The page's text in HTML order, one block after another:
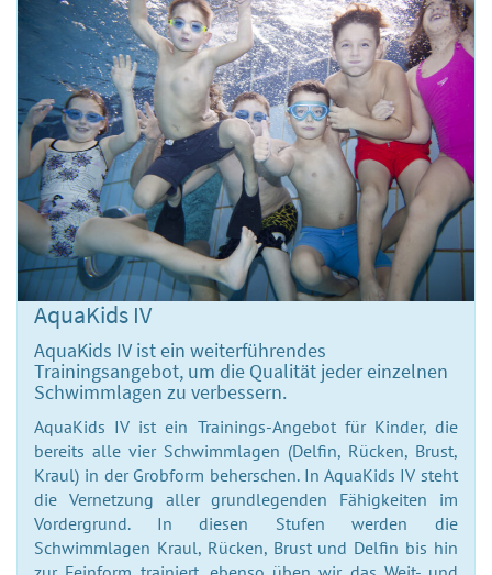
AquaKids IV
AquaKids IV ist ein weiterführendes
Trainingsangebot, um die Qualität jeder einzelnen
Schwimmlagen zu verbessern.
AquaKids IV ist ein Trainings-Angebot für Kinder, die
bereits alle vier Schwimmlagen (Delfin, Rücken, Brust,
Kraul) in der Grobform beherschen. In AquaKids IV steht
die Vernetzung aller grundlegenden Fähigkeiten im
Vordergrund. In diesen Stufen werden die
Schwimmlagen Kraul, Rücken, Brust und Delfin bis hin